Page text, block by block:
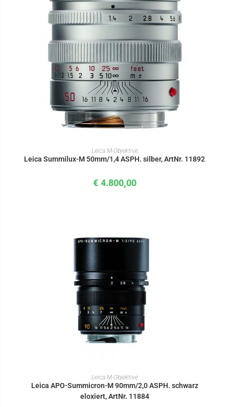
IN DEN WARENKORB
Leica M-Objektive
Leica Summilux-M 50mm/1,4 ASPH. silber, ArtNr. 11892
€ 4.800,00
IN DEN WARENKORB
Leica M-Objektive
Leica APO-Summicron-M 90mm/2,0 ASPH. schwarz
eloxiert, ArtNr. 11884